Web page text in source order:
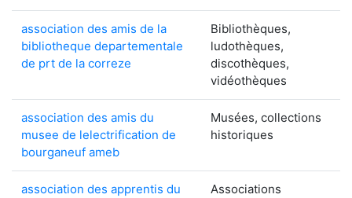
association des amis de la
bibliotheque departementale
de prt de la correze
Bibliothèques,
ludothèques,
discothèques,
vidéothèques
association des amis du
musee de lelectrification de
bourganeuf ameb
Musées, collections
historiques
association des apprentis du
Associations